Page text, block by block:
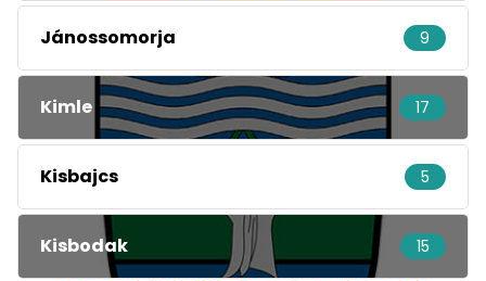
Jánossomorja 9
Kimle 17
Kisbajcs 5
Kisbodak 15